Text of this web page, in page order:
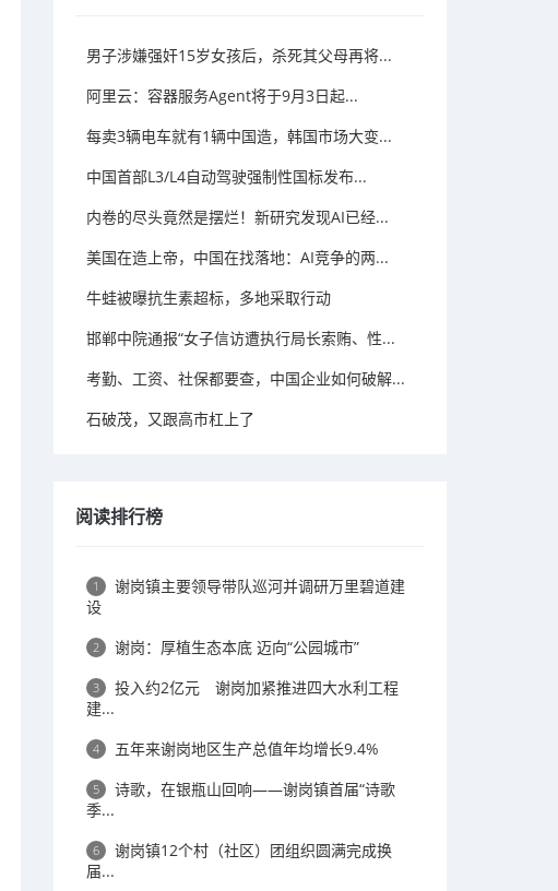
男子涉嫌强奸15岁女孩后，杀死其父母再将...
阿里云：容器服务Agent将于9月3日起...
每卖3辆电车就有1辆中国造，韩国市场大变...
中国首部L3/L4自动驾驶强制性国标发布...
内卷的尽头竟然是摆烂！新研究发现AI已经...
美国在造上帝，中国在找落地：AI竞争的两...
牛蛙被曝抗生素超标，多地采取行动
邯郸中院通报“女子信访遭执行局长索贿、性...
考勤、工资、社保都要查，中国企业如何破解...
石破茂，又跟高市杠上了
阅读排行榜
1
谢岗镇主要领导带队巡河并调研万里碧道建
设
2 谢岗：厚植生态本底 迈向“公园城市”
3
投入约2亿元 谢岗加紧推进四大水利工程
建...
4 五年来谢岗地区生产总值年均增长9.4%
5
诗歌，在银瓶山回响——谢岗镇首届“诗歌
季...
6
谢岗镇12个村（社区）团组织圆满完成换
届...